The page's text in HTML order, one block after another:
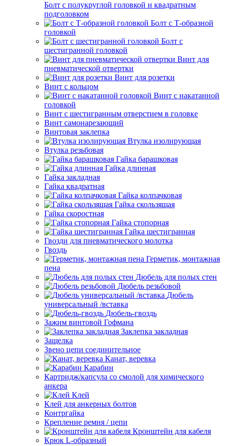
Болт с полукруглой головкой и квадратным
подголовком
Болт с Т-образной
головкой
Болт с
шестигранной головкой
Винт для
пневматической отвертки
Винт для розетки
Винт с кольцом
Винт с накатанной
головкой
Винт с шестигранным отверстием в головке
Винт самонарезающий
Винтовая заклепка
Втулка изолирующая
Втулка резьбовая
Гайка барашковая
Гайка длинная
Гайка закладная
Гайка квадратная
Гайка колпачковая
Гайка скользящая
Гайка скоростная
Гайка стопорная
Гайка шестигранная
Гвозди для пневматического молотка
Гвоздь
Герметик, монтажная
пена
Дюбель для полых стен
Дюбель резьбовой
Дюбель
универсальный /вставка
Дюбель-гвоздь
Зажим винтовой Гофмана
Заклепка закладная
Защелка
Звено цепи соединительное
Канат, веревка
Карабин
Картридж/капсула со смолой для химического
анкера
Клей
Клей для анкерных болтов
Контргайка
Крепление ремня / цепи
Кронштейн для кабеля
Крюк L-образный